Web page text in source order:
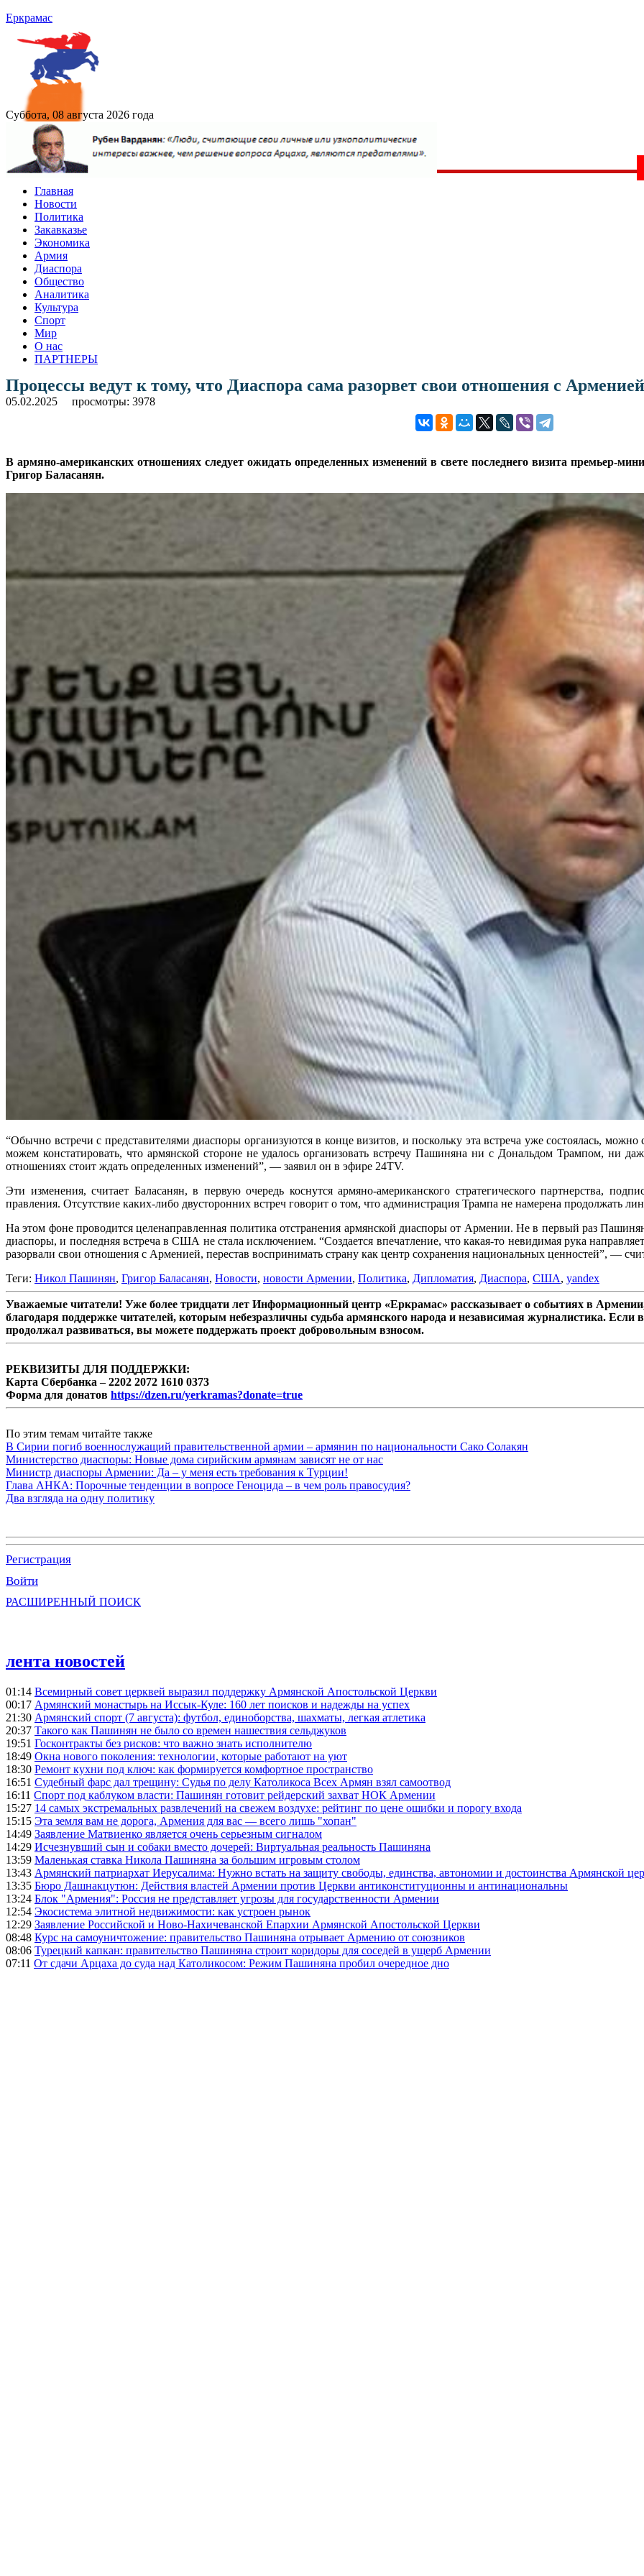
Еркрамас
Суббота, 08 августа 2026 года
Главная
Новости
Политика
Закавказье
Экономика
Армия
Диаспора
Общество
Аналитика
Культура
Спорт
Мир
О нас
ПАРТНЕРЫ
Процессы ведут к тому, что Диаспора сама разорвет свои отношения с Арменией
05.02.2025 просмотры: 3978
В армяно-американских отношениях следует ожидать определенных изменений в свете последнего визита
Григор Баласанян.
“Обычно встречи с представителями диаспоры организуются в конце визитов, и поскольку эта встреча уже состоялась,
можем констатировать, что армянской стороне не удалось организовать встречу Пашиняна ни с Дональдом Трампом, ни
отношениях стоит ждать определенных изменений”, — заявил он в эфире 24TV.
Эти изменения, считает Баласанян, в первую очередь коснутся армяно-американского стратегического партнерства,
правления. Отсутствие каких-либо двусторонних встреч говорит о том, что администрация Трампа не намерена продолжать
На этом фоне проводится целенаправленная политика отстранения армянской диаспоры от Армении. Не в первый раз
диаспоры, и последняя встреча в США не стала исключением. “Создается впечатление, что какая-то невидимая рука
разорвали свои отношения с Арменией, перестав воспринимать страну как центр сохранения национальных ценностей”, —
Теги: Никол Пашинян, Григор Баласанян, Новости, новости Армении, Политика, Дипломатия, Диаспора, США, yandex
Уважаемые читатели! Уже более тридцати лет Информационный центр «Еркрамас» рассказывает о событиях в
благодаря поддержке читателей, которым небезразличны судьба армянского народа и независимая журналистика.
продолжал развиваться, вы можете поддержать проект добровольным взносом.
РЕКВИЗИТЫ ДЛЯ ПОДДЕРЖКИ:
Карта Сбербанка – 2202 2072 1610 0373
Форма для донатов https://dzen.ru/yerkramas?donate=true
По этим темам читайте также
В Сирии погиб военнослужащий правительственной армии – армянин по национальности Сако Солакян
Министерство диаспоры: Новые дома сирийским армянам зависят не от нас
Министр диаспоры Армении: Да – у меня есть требования к Турции!
Глава АНКА: Порочные тенденции в вопросе Геноцида – в чем роль правосудия?
Два взгляда на одну политику
Регистрация
Войти
РАСШИРЕННЫЙ ПОИСК
лента новостей
01:14 Всемирный совет церквей выразил поддержку Армянской Апостольской Церкви
00:17 Армянский монастырь на Иссык-Куле: 160 лет поисков и надежды на успех
21:30 Армянский спорт (7 августа): футбол, единоборства, шахматы, легкая атлетика
20:37 Такого как Пашинян не было со времен нашествия сельджуков
19:51 Госконтракты без рисков: что важно знать исполнителю
18:49 Окна нового поколения: технологии, которые работают на уют
18:30 Ремонт кухни под ключ: как формируется комфортное пространство
16:51 Судебный фарс дал трещину: Судья по делу Католикоса Всех Армян взял самоотвод
16:11 Спорт под каблуком власти: Пашинян готовит рейдерский захват НОК Армении
15:27 14 самых экстремальных развлечений на свежем воздухе: рейтинг по цене ошибки и порогу входа
15:15 Эта земля вам не дорога, Армения для вас — всего лишь "хопан"
14:49 Заявление Матвиенко является очень серьезным сигналом
14:29 Исчезнувший сын и собаки вместо дочерей: Виртуальная реальность Пашиняна
13:59 Маленькая ставка Никола Пашиняна за большим игровым столом
13:43 Армянский патриархат Иерусалима: Нужно встать на защиту свободы, единства, автономии и достоинства Армянской
13:35 Бюро Дашнакцутюн: Действия властей Армении против Церкви антиконституционны и антинациональны
13:24 Блок "Армения": Россия не представляет угрозы для государственности Армении
12:54 Экосистема элитной недвижимости: как устроен рынок
12:29 Заявление Российской и Ново-Нахичеванской Епархии Армянской Апостольской Церкви
08:48 Курс на самоуничтожение: правительство Пашиняна отрывает Армению от союзников
08:06 Турецкий капкан: правительство Пашиняна строит коридоры для соседей в ущерб Армении
07:11 От сдачи Арцаха до суда над Католикосом: Режим Пашиняна пробил очередное дно